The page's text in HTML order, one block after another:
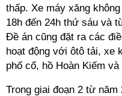
thấp. Xe máy xăng
18h đến 24h thứ sáu và
Đề án cũng đặt ra các
hoạt động với ôtô tải, xe
phố cổ, hồ Hoàn Kiếm
Trong giai đoạn 2 từ